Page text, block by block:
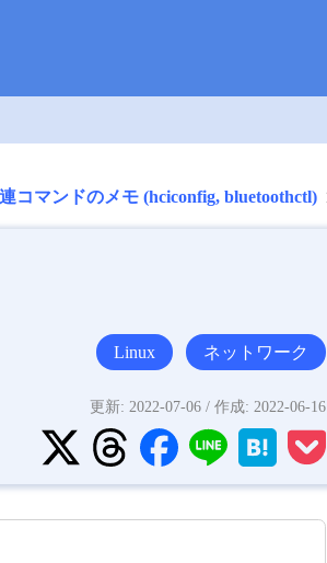
コマンドのメモ (hciconfig, bluetoothctl)
Linux ネットワーク
更新: 2022-07-06 / 作成: 2022-06-16